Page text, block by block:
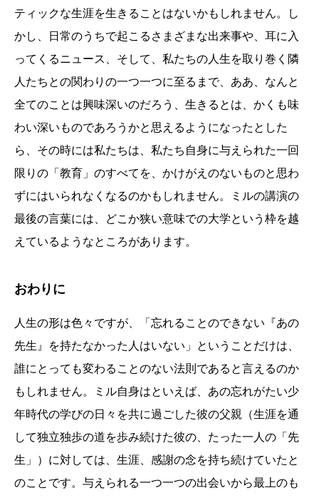
ティックな生涯を生きることはないかもしれません。し
かし、日常のうちで起こるさまざまな出来事や、耳に入
ってくるニュース、そして、私たちの人生を取り巻く隣
人たちとの関わりの一つ一つに至るまで、ああ、なんと
全てのことは興味深いのだろう、生きるとは、かくも味
わい深いものであろうかと思えるようになったとした
ら、その時には私たちは、私たち自身に与えられた一回
限りの「教育」のすべてを、かけがえのないものと思わ
ずにはいられなくなるのかもしれません。ミルの講演の
最後の言葉には、どこか狭い意味での大学という枠を越
えているようなところがあります。
おわりに
人生の形は色々ですが、「忘れることのできない『あの
先生』を持たなかった人はいない」ということだけは、
誰にとっても変わることのない法則であると言えるのか
もしれません。ミル自身はといえば、あの忘れがたい少
年時代の学びの日々を共に過ごした彼の父親（生涯を通
して独立独歩の道を歩み続けた彼の、たった一人の「先
生」）に対しては、生涯、感謝の念を持ち続けていたと
のことです。与えられる一つ一つの出会いから最上のも